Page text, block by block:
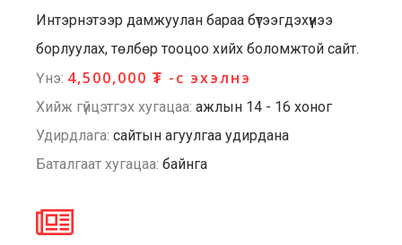
Интэрнэтээр дамжуулан бараа бүтээгдэхүүнээ
борлуулах, төлбөр тооцоо хийх боломжтой сайт.
Үнэ: 4,500,000 ₮ -с эхэлнэ
Хийж гүйцэтгэх хугацаа: ажлын 14 - 16 хоног
Удирдлага: сайтын агуулгаа удирдана
Баталгаат хугацаа: байнга